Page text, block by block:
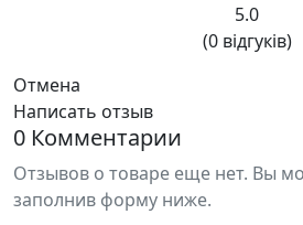
5.0
(0 відгуків)
Отмена
Написать отзыв
0 Комментарии
Отзывов о товаре еще нет. Вы
заполнив форму ниже.